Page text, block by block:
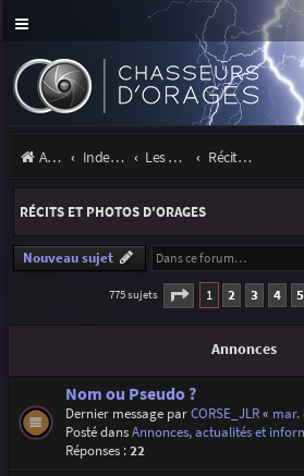
Accueil Index du forum Les orages Récits et photos d'orages
RÉCITS ET PHOTOS D'ORAGES
Nouveau sujet
775 sujets Page 1sur 16
1 2 3 4 5
Annonces
Nom ou Pseudo ?
Dernier message parCORSE_JLR« mar.
Posté dansAnnonces, actualités et
Réponses :22